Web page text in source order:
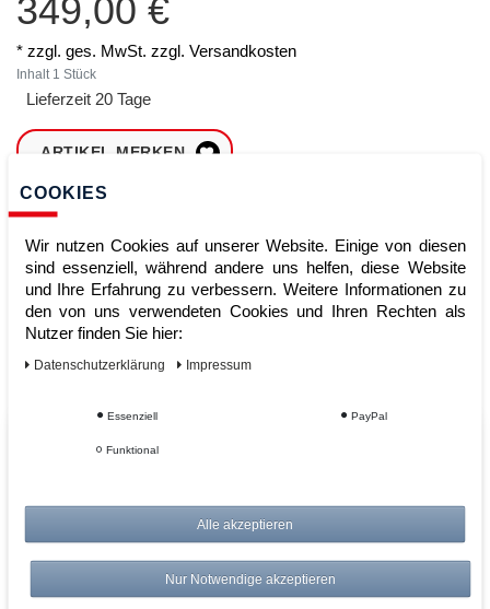
349,00 €
* zzgl. ges. MwSt. zzgl. Versandkosten
Inhalt 1 Stück
Lieferzeit 20 Tage
ARTIKEL MERKEN
Sofort lieferbar
Vom Profi für Profis - Ihre Vorteile
Versandkostenfrei ab 150€
Risikolos: 14 Tage Rückgabe
COOKIES
Wir nutzen Cookies auf unserer Website. Einige von diesen
sind essenziell, während andere uns helfen, diese Website
und Ihre Erfahrung zu verbessern. Weitere Informationen zu
den von uns verwendeten Cookies und Ihren Rechten als
Nutzer finden Sie hier:
Daten­schutz­erklärung Impressum
Essenziell PayPal
Funktional
Alle akzeptieren
Nur Notwendige akzeptieren